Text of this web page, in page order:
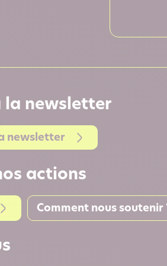
la newsletter
newsletter
actions
Comment nous soutenir